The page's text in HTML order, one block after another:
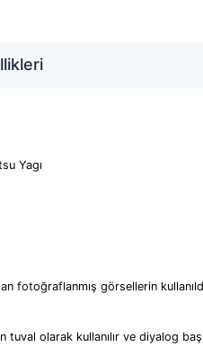
Yagı
fotoğraflanmış görsellerin
tuval olarak kullanılır ve diyalog